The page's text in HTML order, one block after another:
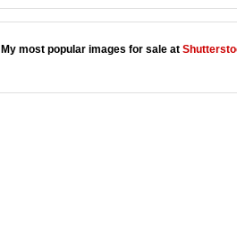
My most popular images for sale at